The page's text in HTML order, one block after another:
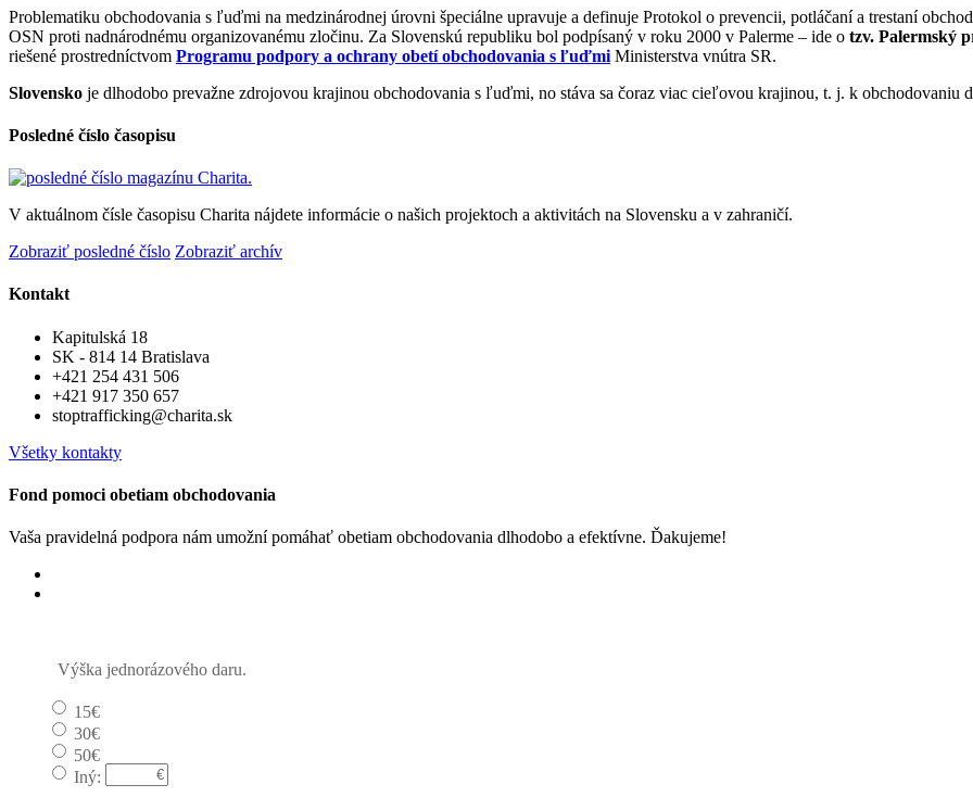
Problematiku obchodovania s ľuďmi na medzinárodnej úrovni špeciálne upravuje a definuje Protokol o prevencii, potláčaní a trestaní
OSN proti nadnárodnému organizovanému zločinu. Za Slovenskú republiku bol podpísaný v roku 2000 v Palerme – ide o tzv. Palermský
riešené prostredníctvom Programu podpory a ochrany obetí obchodovania s ľuďmi Ministerstva vnútra SR.
Slovensko je dlhodobo prevažne zdrojovou krajinou obchodovania s ľuďmi, no stáva sa čoraz viac cieľovou krajinou, t. j. k obchodovaniu
Posledné číslo časopisu
V aktuálnom čísle časopisu Charita nájdete informácie o našich projektoch a aktivitách na Slovensku a v zahraničí.
Zobraziť posledné číslo Zobraziť archív
Kontakt
Kapitulská 18
SK - 814 14 Bratislava
+421 254 431 506
+421 917 350 657
stoptrafficking@charita.sk
Všetky kontakty
Fond pomoci obetiam obchodovania
Vaša pravidelná podpora nám umožní pomáhať obetiam obchodovania dlhodobo a efektívne. Ďakujeme!
Výška jednorázového daru.
15€
30€
50€
Iný: